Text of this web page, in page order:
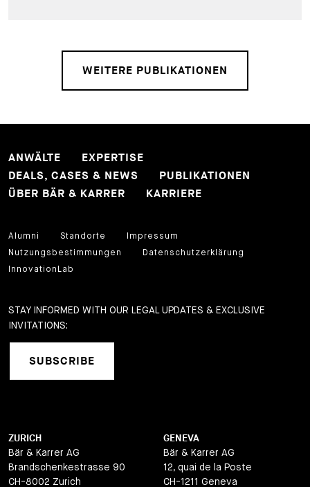
WEITERE PUBLIKATIONEN
ANWÄLTE
EXPERTISE
DEALS, CASES & NEWS
PUBLIKATIONEN
ÜBER BÄR & KARRER
KARRIERE
Alumni Standorte
Impressum
Nutzungsbestimmungen
Datenschutzerklärung
InnovationLab
STAY INFORMED WITH OUR LEGAL UPDATES & EXCLUSIVE
INVITATIONS:
SUBSCRIBE
ZURICH
Bär & Karrer AG
Brandschenkestrasse 90
CH-8002 Zurich
GENEVA
Bär & Karrer AG
12, quai de la Poste
CH-1211 Geneva